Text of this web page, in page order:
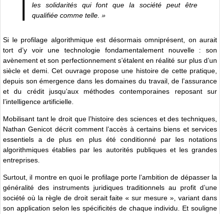
les solidarités qui font que la société peut être
qualifiée comme telle. »
Si le profilage algorithmique est désormais omniprésent, on aurait
tort d’y voir une technologie fondamentalement nouvelle : son
avènement et son perfectionnement s’étalent en réalité sur plus d’un
siècle et demi. Cet ouvrage propose une histoire de cette pratique,
depuis son émergence dans les domaines du travail, de l’assurance
et du crédit jusqu’aux méthodes contemporaines reposant sur
l’intelligence artificielle.
Mobilisant tant le droit que l’histoire des sciences et des techniques,
Nathan Genicot décrit comment l’accès à certains biens et services
essentiels a de plus en plus été conditionné par les notations
algorithmiques établies par les autorités publiques et les grandes
entreprises.
Surtout, il montre en quoi le profilage porte l’ambition de dépasser la
généralité des instruments juridiques traditionnels au profit d’une
société où la règle de droit serait faite « sur mesure », variant dans
son application selon les spécificités de chaque individu. Et souligne